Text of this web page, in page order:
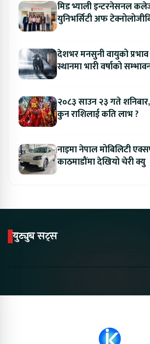
मिड भ्याली इन्टरनेसनल
युनिभर्सिटी अफ
देशभर मनसुनी वायुको
स्थानमा भारी वर्षाको
२०८३ साउन २३ गते
कुन राशिलाई कति लाभ ?
नाइमा नेपाल मोबिलिटी
काठमाडौंमा देखियो चेरी क्यु
युट्युब सट्स